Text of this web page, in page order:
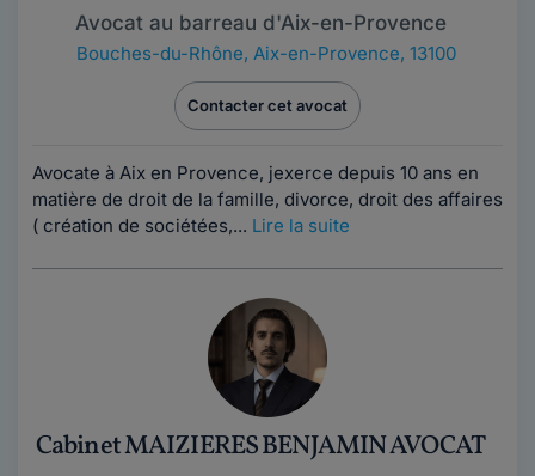
Avocat au barreau d'Aix-en-Provence
Bouches-du-Rhône, Aix-en-Provence, 13100
Contacter cet avocat
Avocate à Aix en Provence, jexerce depuis 10 ans en
matière de droit de la famille, divorce, droit des affaires
( création de sociétées,... Lire la suite
Cabinet MAIZIERES BENJAMIN AVOCAT